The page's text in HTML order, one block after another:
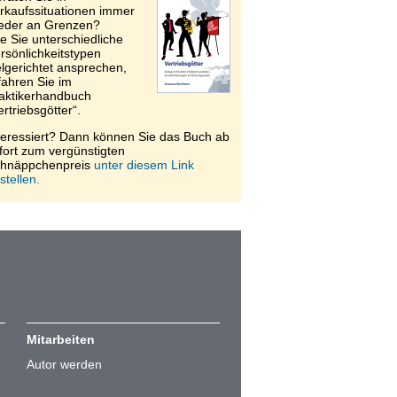
immer
an Grenzen?
Sie unterschiedliche
ansprechen,
Sie im
Dann können Sie das Buch ab
zum vergünstigten
unter diesem Link
Mitarbeiten
Autor werden